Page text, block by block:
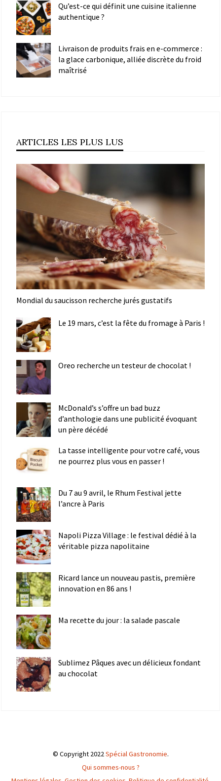
Qu’est-ce qui définit une cuisine italienne
authentique ?
Livraison de produits frais en e-commerce :
la glace carbonique, alliée discrète du froid
maîtrisé
ARTICLES LES PLUS LUS
Mondial du saucisson recherche jurés gustatifs
Le 19 mars, c’est la fête du fromage à Paris !
Oreo recherche un testeur de chocolat !
McDonald’s s’offre un bad buzz
d’anthologie dans une publicité évoquant
un père décédé
La tasse intelligente pour votre café, vous
ne pourrez plus vous en passer !
Du 7 au 9 avril, le Rhum Festival jette
l’ancre à Paris
Napoli Pizza Village : le festival dédié à la
véritable pizza napolitaine
Ricard lance un nouveau pastis, première
innovation en 86 ans !
Ma recette du jour : la salade pascale
Sublimez Pâques avec un délicieux fondant
au chocolat
© Copyright 2022Spécial Gastronomie.
Qui sommes-nous ?